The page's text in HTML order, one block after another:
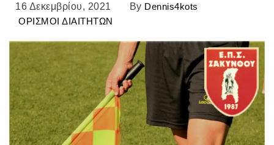
16 Δεκεμβρίου, 2021 By Dennis4kots
ΟΡΙΣΜΟΙ ΔΙΑΙΤΗΤΩΝ